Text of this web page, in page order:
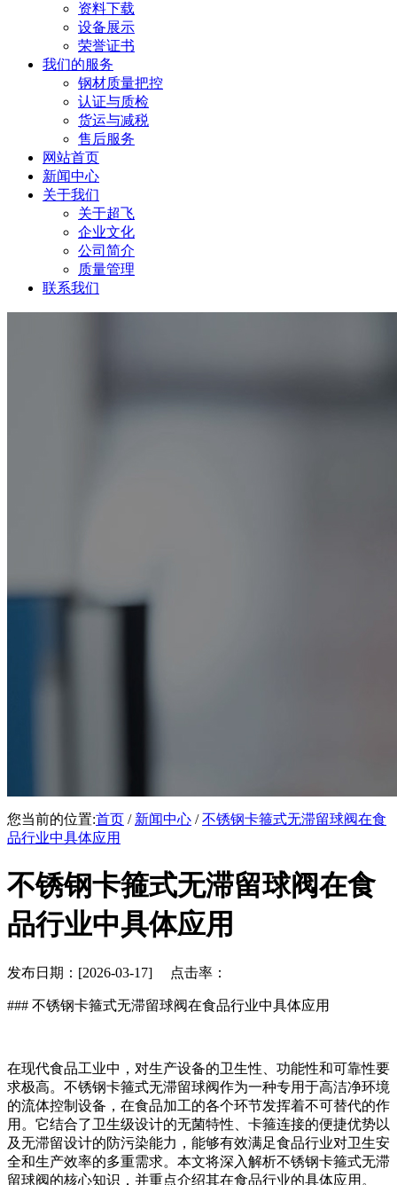
资料下载
设备展示
荣誉证书
我们的服务
钢材质量把控
认证与质检
货运与减税
售后服务
网站首页
新闻中心
关于我们
关于超飞
企业文化
公司简介
质量管理
联系我们
您当前的位置:首页 / 新闻中心 /不锈钢卡箍式无滞留球阀在食
品行业中具体应用
不锈钢卡箍式无滞留球阀在食
品行业中具体应用
发布日期：[2026-03-17] 点击率：
### 不锈钢卡箍式无滞留球阀在食品行业中具体应用
在现代食品工业中，对生产设备的卫生性、功能性和可靠性要
求极高。不锈钢卡箍式无滞留球阀作为一种专用于高洁净环境
的流体控制设备，在食品加工的各个环节发挥着不可替代的作
用。它结合了卫生级设计的无菌特性、卡箍连接的便捷优势以
及无滞留设计的防污染能力，能够有效满足食品行业对卫生安
全和生产效率的多重需求。本文将深入解析不锈钢卡箍式无滞
留球阀的核心知识，并重点介绍其在食品行业的具体应用。